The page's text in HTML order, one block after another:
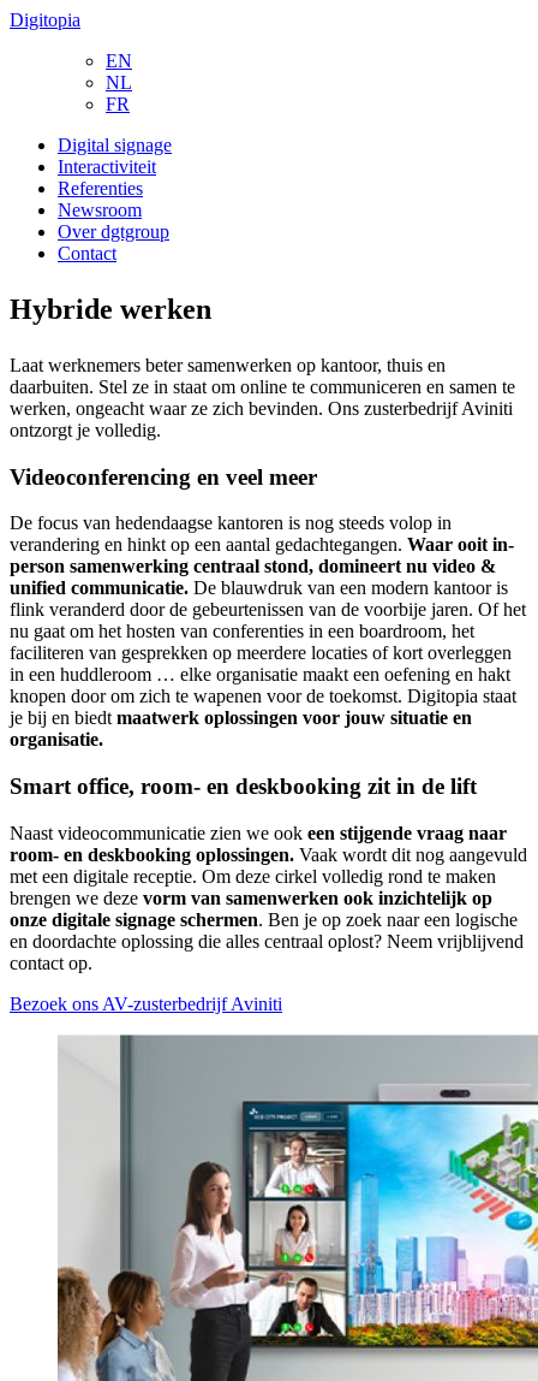
Digitopia
EN
NL
FR
Digital signage
Interactiviteit
Referenties
Newsroom
Over dgtgroup
Contact
Hybride werken
Laat werknemers beter samenwerken op kantoor, thuis en
daarbuiten. Stel ze in staat om online te communiceren en samen te
werken, ongeacht waar ze zich bevinden. Ons zusterbedrijf Aviniti
ontzorgt je volledig.
Videoconferencing en veel meer
De focus van hedendaagse kantoren is nog steeds volop in
verandering en hinkt op een aantal gedachtegangen. Waar ooit in-
person samenwerking centraal stond, domineert nu video &
unified communicatie. De blauwdruk van een modern kantoor is
flink veranderd door de gebeurtenissen van de voorbije jaren. Of het
nu gaat om het hosten van conferenties in een boardroom, het
faciliteren van gesprekken op meerdere locaties of kort overleggen
in een huddleroom … elke organisatie maakt een oefening en hakt
knopen door om zich te wapenen voor de toekomst. Digitopia staat
je bij en biedtmaatwerk oplossingen voor jouw situatie en
organisatie.
Smart office, room- en deskbooking zit in de lift
Naast videocommunicatie zien we ook een stijgende vraag naar
room- en deskbooking oplossingen. Vaak wordt dit nog aangevuld
met een digitale receptie. Om deze cirkel volledig rond te maken
brengen we deze vorm van samenwerken ook inzichtelijk op
onze digitale signage schermen. Ben je op zoek naar een logische
en doordachte oplossing die alles centraal oplost? Neem vrijblijvend
contact op.
Bezoek ons AV-zusterbedrijf Aviniti